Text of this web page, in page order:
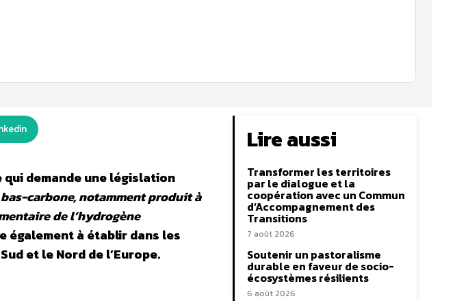
demande une législation
carbone, notamment produit à
de l’hydrogène
également à établir dans les
et le Nord de l’Europe.
Lire aussi
Transformer les territoires
par le dialogue et la
coopération avec un Commun
d’Accompagnement des
Transitions
7 août 2026
Soutenir un pastoralisme
durable en faveur de socio-
écosystèmes résilients
6 août 2026